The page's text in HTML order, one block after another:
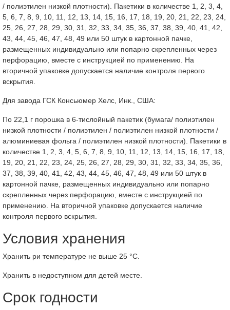
/ полиэтилен низкой плотности). Пакетики в количестве 1, 2, 3, 4,
5, 6, 7, 8, 9, 10, 11, 12, 13, 14, 15, 16, 17, 18, 19, 20, 21, 22, 23, 24,
25, 26, 27, 28, 29, 30, 31, 32, 33, 34, 35, 36, 37, 38, 39, 40, 41, 42,
43, 44, 45, 46, 47, 48, 49 или 50 штук в картонной пачке,
размещенных индивидуально или попарно скрепленных через
перфорацию, вместе с инструкцией по применению. На
вторичной упаковке допускается наличие контроля первого
вскрытия.
Для завода ГСК Консьюмер Хелс, Инк., США:
По 22,1 г порошка в 6-тислойный пакетик (бумага/ полиэтилен
низкой плотности / полиэтилен / полиэтилен низкой плотности /
алюминиевая фольга / полиэтилен низкой плотности). Пакетики в
количестве 1, 2, 3, 4, 5, 6, 7, 8, 9, 10, 11, 12, 13, 14, 15, 16, 17, 18,
19, 20, 21, 22, 23, 24, 25, 26, 27, 28, 29, 30, 31, 32, 33, 34, 35, 36,
37, 38, 39, 40, 41, 42, 43, 44, 45, 46, 47, 48, 49 или 50 штук в
картонной пачке, размещенных индивидуально или попарно
скрепленных через перфорацию, вместе с инструкцией по
применению. На вторичной упаковке допускается наличие
контроля первого вскрытия.
Условия хранения
Хранить ри температуре не выше 25 °С.
Хранить в недоступном для детей месте.
Срок годности